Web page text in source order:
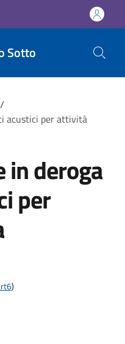
Sotto
/
acustici per attività
in deroga
per
)